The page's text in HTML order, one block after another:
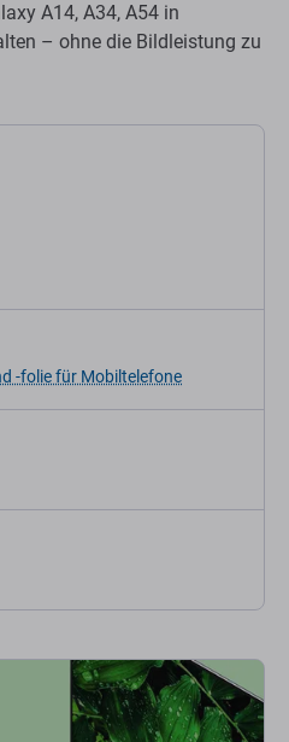
A14, A34, A54 in
– ohne die Bildleistung zu
-folie für Mobiltelefone